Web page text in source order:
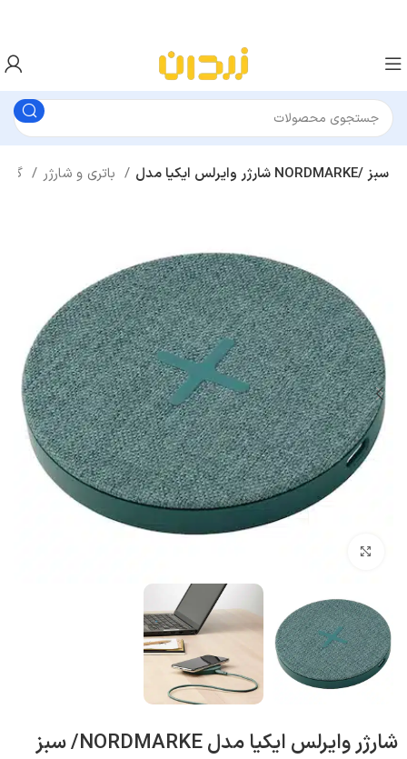
گجت ها شارژر وایرلس ایکیا مدل NORDMARKE/ سبز
شارژر وایرلس ایکیا مدل NORDMARKE/ سبز